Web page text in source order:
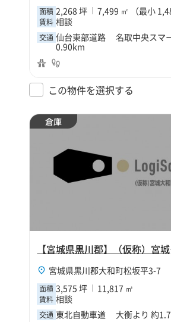
面積 2,268 坪 7,499 ㎡ （最小
賃料 相談
交通 仙台東部道路 名取中央スマ
0.90km
この物件を選択する
倉庫
【
宮城県黒川郡大和町松坂平3-7
面積 3,575 坪 11,817 ㎡
賃料 相談
交通 東北自動車道 大衡より 約